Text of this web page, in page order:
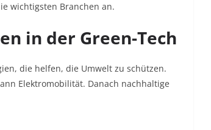
wichtigsten Branchen an.
in der Green-Tech
die helfen, die Umwelt zu schützen.
Elektromobilität. Danach nachhaltige